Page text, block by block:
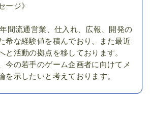
ージ》
間流通営業、仕入れ、広報、開発の
希な経験値を積んでおり、また最近
と活動の拠点を移しております。
今の若手のゲーム企画者に向けてメ
を示したいと考えております。